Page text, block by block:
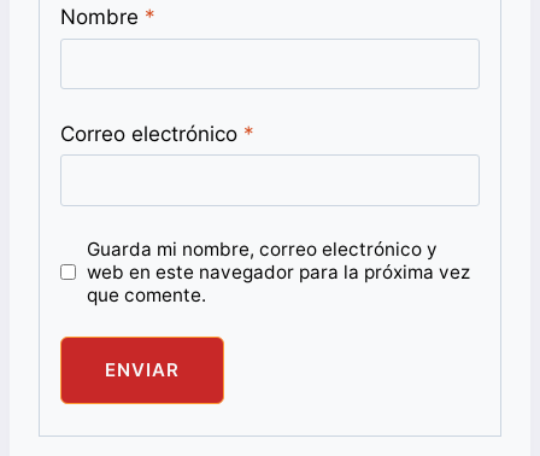
Nombre *
Correo electrónico *
Guarda mi nombre, correo electrónico y
web en este navegador para la próxima vez
que comente.